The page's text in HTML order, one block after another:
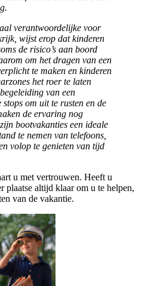
verantwoordelijke voor
wijst erop dat kinderen
de risico’s aan boord
om het dragen van een
te maken en kinderen
het roer te laten
van een
om uit te rusten en de
de ervaring nog
bootvakanties een ideale
te nemen van telefoons,
volop te genieten van tijd
u met vertrouwen. Heeft u
plaatse altijd klaar om u te helpen,
van de vakantie.